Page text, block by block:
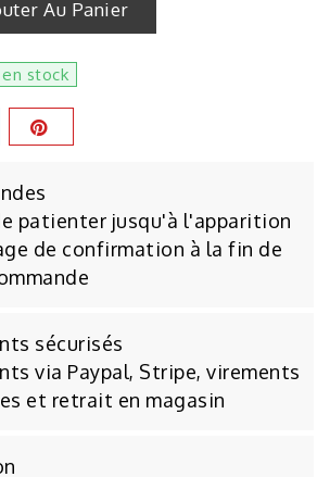
Au Panier
stock
patienter jusqu'à l'apparition
de confirmation à la fin de
sécurisés
via Paypal, Stripe, virements
et retrait en magasin